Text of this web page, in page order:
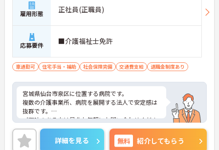
雇用形態 正社員(正職員)
応募要件 ■介護福祉士免許
車通勤可 住宅手当・補助 社会保険完備 交通費支給 退職金制度あり
宮城県仙台市泉区に位置する病院です。
複数の介護事業所、病院を展開する法人で安定感は
抜群です。
ご興味のある方は是非お気軽にお問い合わせくださ
い。
詳細を見る 無料 紹介してもらう